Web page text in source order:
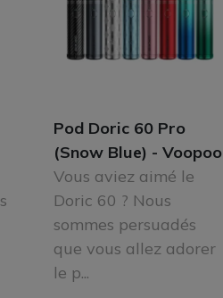
Pod Doric 60 Pro
(Snow Blue) - Voopoo
Vous aviez aimé le
Doric 60 ? Nous
sommes persuadés
que vous allez adorer
le p...